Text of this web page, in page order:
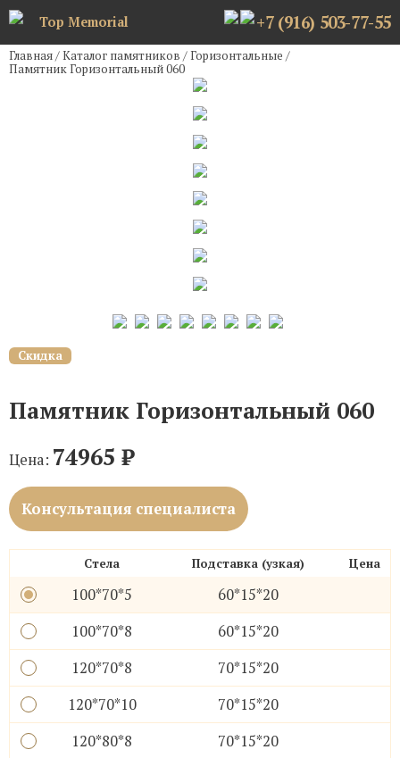
Top Memorial +7 (916) 503-77-55
Главная/Каталог памятников /Горизонтальные /
Памятник Горизонтальный 060
Скидка
Памятник Горизонтальный 060
Цена: 74965 ₽
Консультация специалиста
Стела Подставка (узкая) Цена
100*70*5
60*15*20
100*70*8
60*15*20
120*70*8
70*15*20
120*70*10
70*15*20
120*80*8
70*15*20